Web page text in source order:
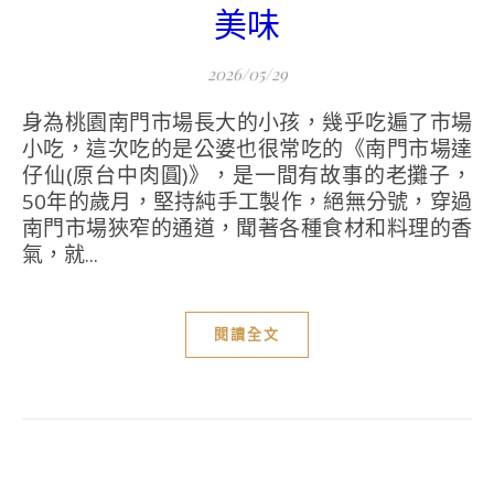
美味
2026/05/29
身為桃園南門市場長大的小孩，幾乎吃遍了市場
小吃，這次吃的是公婆也很常吃的《南門市場達
仔仙(原台中肉圓)》，是一間有故事的老攤子，
50年的歲月，堅持純手工製作，絕無分號，穿過
南門市場狹窄的通道，聞著各種食材和料理的香
氣，就...
閱讀全文